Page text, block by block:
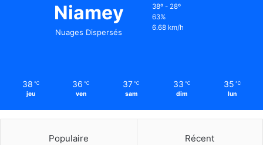
Niamey
Nuages Dispersés
38º - 28º
63%
6.68 km/h
38 ℃
jeu
36 ℃
ven
37 ℃
sam
33 ℃
dim
35 ℃
lun
Populaire Récent